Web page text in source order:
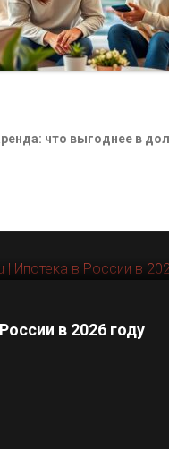
что выгоднее в
в 2026 году